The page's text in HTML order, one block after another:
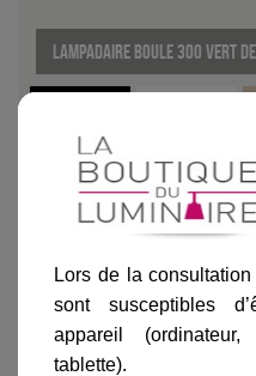
Lampadaire Boule 300 Vert
Noir
Lors de la
sont susceptibles
appareil
tablette).